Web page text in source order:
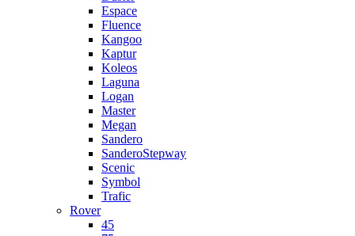
Espace
Fluence
Kangoo
Kaptur
Koleos
Laguna
Logan
Master
Megan
Sandero
SanderoStepway
Scenic
Symbol
Trafic
Rover
45